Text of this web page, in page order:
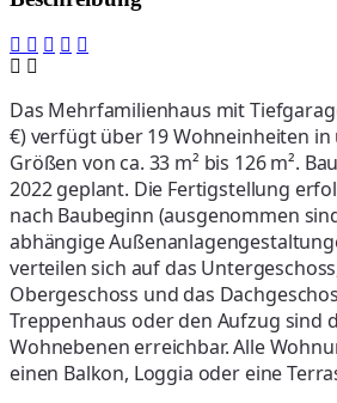
Das Mehrfamilienhaus mit
€) verfügt über 19 Wohneinheiten
Größen von ca. 33 m² bis 126 m².
2022 geplant. Die Fertigstellung
nach Baubeginn (ausgenommen
abhängige
verteilen sich auf das
Obergeschoss und das
Treppenhaus oder den Aufzug sind
Wohnebenen erreichbar. Alle
einen Balkon, Loggia oder eine